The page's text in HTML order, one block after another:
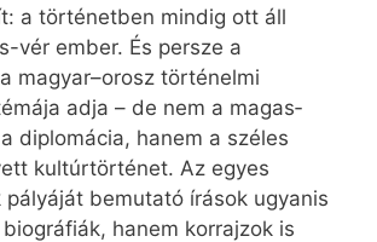
a történetben mindig ott áll
vér ember. És persze a
magyar–orosz történelmi
adja – de nem a magas­
diplomácia, hanem a széles
kultúrtörténet. Az egyes
pályáját bemutató írások ugyan­is
hanem korrajzok is